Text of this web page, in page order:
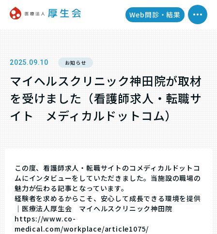
Web問診・結果
2025.09.10 お知らせ
マイヘルスクリニック神田院が取材
を受けました（看護師求人・転職サ
イト メディカルドットコム）
この度、看護師求人・転職サイトのコメディカルドットコ
ムにインタビューをしていただきました。当施設の職場の
魅力が伝わる記事となっています。
経験者を求めるからこそ、安心して成長できる環境を提供
｜医療法人厚生会 マイヘルスクリニック神田院
https://www.co-
medical.com/workplace/article1075/